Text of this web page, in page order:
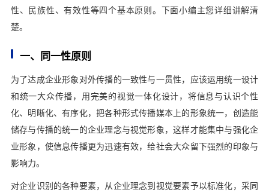
性、民族性、有效性等四个基本原则。下面小编主您详细讲解清
楚。
一、同一性原则
为了达成企业形象对外传播的一致性与一贯性，应该运用统一设计
和统一大众传播，用完美的视觉一体化设计，将信息与认识个性
化、明晰化、有序化，把各种形式传播媒本上的形象统一，创造能
储存与传播的统一的企业理念与视觉形象，这样才能集中与强化企
业形象，使信息传播更为迅速有效，给社会大众留下强烈的印象与
影响力。
对企业识别的各种要素，从企业理念到视觉要素予以标准化，采同